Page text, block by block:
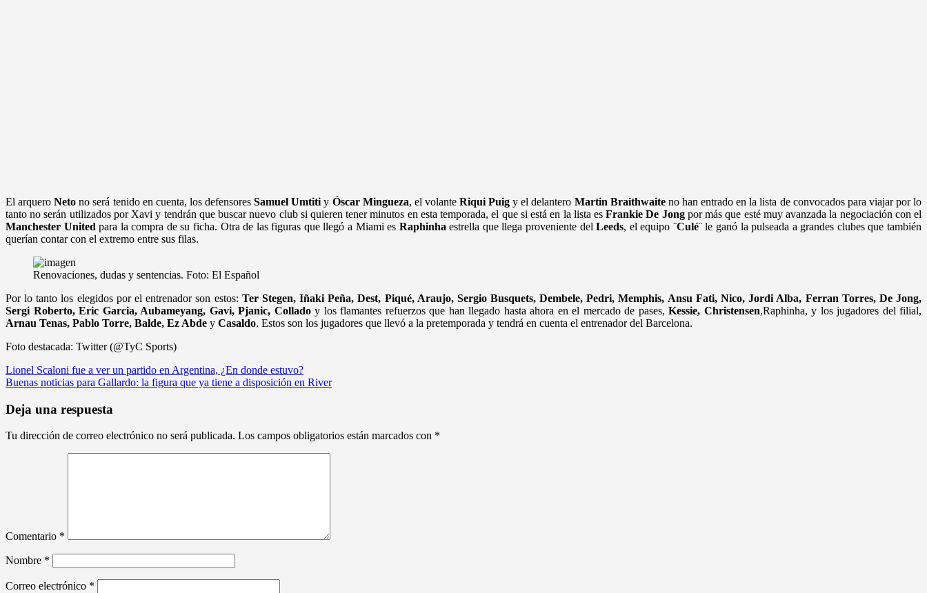
El arqueroNeto no será tenido en cuenta, los defensoresSamuel Umtiti y Óscar Mingueza, el volante Riqui Puig y el delantero Martin Braithwaiteno han entrado en la lista de convocados para viajar por lo
tanto no serán utilizados por Xavi y tendrán que buscar nuevo club si quieren tener minutos en esta temporada, el que si está en la lista esFrankie De Jongpor más que esté muy avanzada la negociación con el
Manchester United para la compra de su ficha. Otra de las figuras que llegó a Miami es Raphinha estrella que llega proveniente delLeeds, el equipo ¨Culé¨ le ganó la pulseada a grandes clubes que también
querían contar con el extremo entre sus filas.
Renovaciones, dudas y sentencias. Foto: El Español
Por lo tanto los elegidos por el entrenador son estos: Ter Stegen, Iñaki Peña, Dest, Piqué, Araujo, Sergio Busquets, Dembele, Pedri, Memphis, Ansu Fati, Nico, Jordi Alba, Ferran Torres, De Jong,
Sergi Roberto, Eric Garcia, Aubameyang, Gavi, Pjanic, Colladoy los flamantes refuerzos que han llegado hasta ahora en el mercado de pases, Kessie, Christensen,Raphinha, y los jugadores del filial,
Arnau Tenas, Pablo Torre, Balde, Ez Abde y Casaldo. Estos son los jugadores que llevó a la pretemporada y tendrá en cuenta el entrenador del Barcelona.
Foto destacada: Twitter (@TyC Sports)
Navegación
de
entradas
Lionel Scaloni fue a ver un partido en Argentina, ¿En donde estuvo?
Buenas noticias para Gallardo: la figura que ya tiene a disposición en River
Deja una respuesta
Tu dirección de correo electrónico no será publicada. Los campos obligatorios están marcados con *
Comentario *
Nombre *
Correo electrónico *